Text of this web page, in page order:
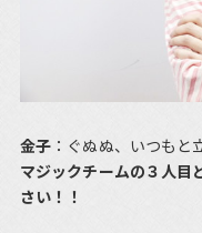
金子 ：ぐぬぬ、いつもと
マジックチームの３人目
さい！！